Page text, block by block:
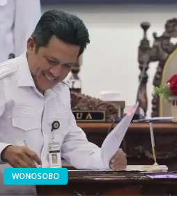
WONOSOBO